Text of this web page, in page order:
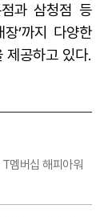
과 삼청점 등
’까지 다양한
제공하고 있다.
멤버십 해피아워